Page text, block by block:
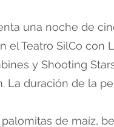
una noche de
el Teatro SilCo
y Shooting
La duración de la
de maíz,